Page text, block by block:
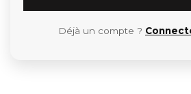
Déjà un compte ?